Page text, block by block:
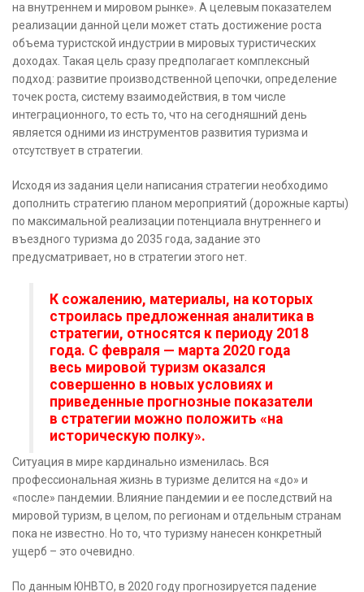
на внутреннем и мировом рынке». А целевым показателем
реализации данной цели может стать достижение роста
объема туристской индустрии в мировых туристических
доходах. Такая цель сразу предполагает комплексный
подход: развитие производственной цепочки, определение
точек роста, систему взаимодействия, в том числе
интеграционного, то есть то, что на сегодняшний день
является одними из инструментов развития туризма и
отсутствует в стратегии.
Исходя из задания цели написания стратегии необходимо
дополнить стратегию планом мероприятий (дорожные карты)
по максимальной реализации потенциала внутреннего и
въездного туризма до 2035 года, задание это
предусматривает, но в стратегии этого нет.
К сожалению, материалы, на которых
строилась предложенная аналитика в
стратегии, относятся к периоду 2018
года. С февраля — марта 2020 года
весь мировой туризм оказался
совершенно в новых условиях и
приведенные прогнозные показатели
в стратегии можно положить «на
историческую полку».
Ситуация в мире кардинально изменилась. Вся
профессиональная жизнь в туризме делится на «до» и
«после» пандемии. Влияние пандемии и ее последствий на
мировой туризм, в целом, по регионам и отдельным странам
пока не известно. Но то, что туризму нанесен конкретный
ущерб – это очевидно.
По данным ЮНВТО, в 2020 году прогнозируется падение